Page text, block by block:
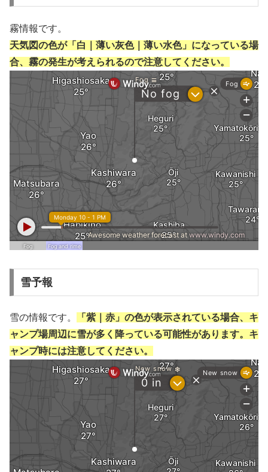
霧情報です。
天気図の色が「白｜薄い灰色｜薄い水色」になっている場
合、霧の発生が考えられるので注意してください。
雪予報
雪の情報です。
「紫｜赤」の色が表示されている場合、キ
ャンプ場周辺に雪が多く降っている可能性があります。キ
ャンプ時には注意してください。